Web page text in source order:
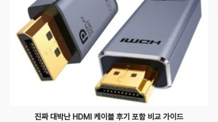
진짜 대박난 HDMI 케이블 후기 포함 비교 가이드